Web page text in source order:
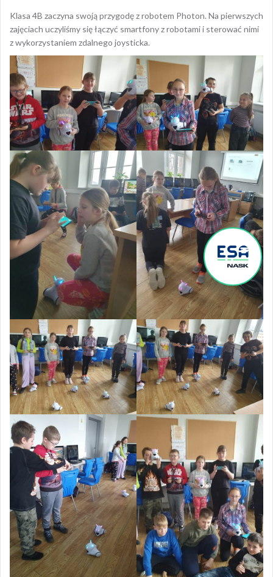
Klasa 4B zaczyna swoją przygodę z robotem Photon. Na pierwszych
zajęciach uczyliśmy się łączyć smartfony z robotami i sterować nimi
z wykorzystaniem zdalnego joysticka.